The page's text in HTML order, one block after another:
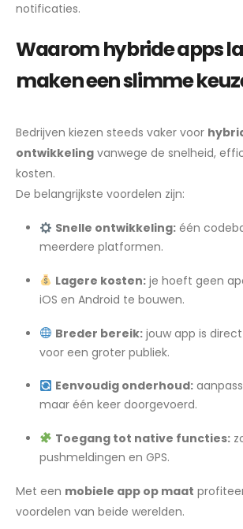
notificaties.
Waarom hybride apps
maken een slimme
Bedrijven kiezen steeds vaker voor
ontwikkeling vanwege de snelheid,
kosten.
De belangrijkste voordelen zijn:
Snelle ontwikkeling:één
meerdere platformen.
Lagere kosten:je hoeft geen
iOS en Android te bouwen.
Breder bereik:jouw app is
voor een groter publiek.
Eenvoudig onderhoud:
maar één keer doorgevoerd.
Toegang tot native functies:
pushmeldingen en GPS.
Met een mobiele app op maat
voordelen van beide werelden.